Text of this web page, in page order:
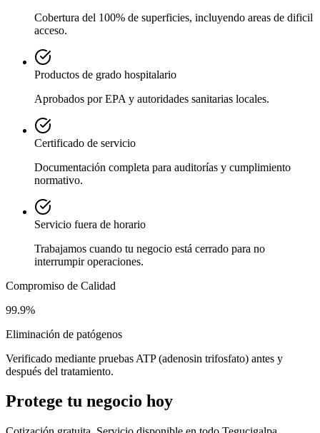
Cobertura del 100% de superficies, incluyendo areas de dificil
acceso.
Productos de grado hospitalario
Aprobados por EPA y autoridades sanitarias locales.
Certificado de servicio
Documentación completa para auditorías y cumplimiento
normativo.
Servicio fuera de horario
Trabajamos cuando tu negocio está cerrado para no
interrumpir operaciones.
Compromiso de Calidad
99.9%
Eliminación de patógenos
Verificado mediante pruebas ATP (adenosin trifosfato) antes y
después del tratamiento.
Protege tu negocio hoy